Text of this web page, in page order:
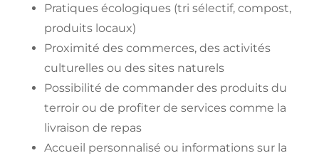
Pratiques écologiques (tri sélectif, compost,
produits locaux)
Proximité des commerces, des activités
culturelles ou des sites naturels
Possibilité de commander des produits du
terroir ou de profiter de services comme la
livraison de repas
Accueil personnalisé ou informations sur la